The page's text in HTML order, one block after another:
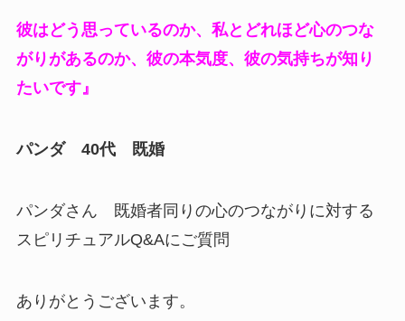
彼はどう思っているのか、私とどれほど心のつな
がりがあるのか、彼の本気度、彼の気持ちが知り
たいです』
パンダ 40代 既婚
パンダさん 既婚者同りの心のつながりに対する
スピリチュアルQ&Aにご質問
ありがとうございます。